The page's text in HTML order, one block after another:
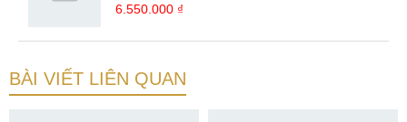
6.550.000 ₫
BÀI VIẾT LIÊN QUAN